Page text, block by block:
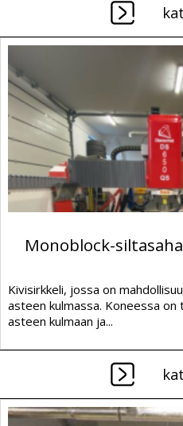
Monoblock-
Kivisirkkeli, jossa on
asteen kulmassa. Koneessa
asteen kulmaan ja...